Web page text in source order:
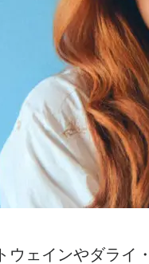
ウェインやダライ